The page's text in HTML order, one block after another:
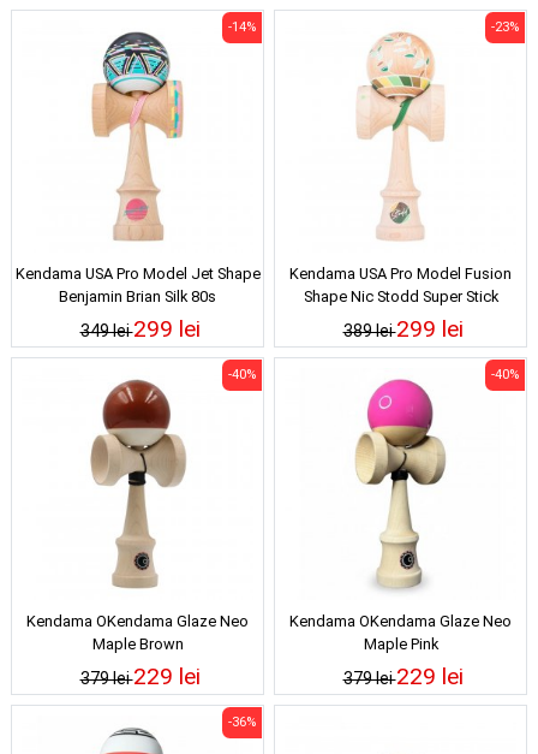
Kendama USA Pro Model Jet Shape
Benjamin Brian Silk 80s
349 lei
-14%
299 lei
Kendama USA Pro Model Fusion
Shape Nic Stodd Super Stick
389 lei
-23%
299 lei
Kendama OKendama Glaze Neo
Maple Brown
379 lei
-40%
229 lei
Kendama OKendama Glaze Neo
Maple Pink
379 lei
-40%
229 lei
-36%